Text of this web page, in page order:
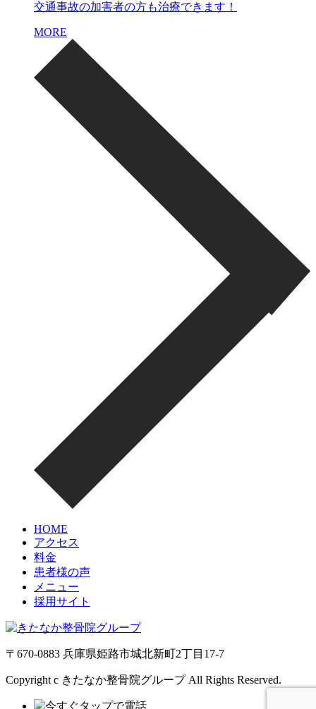
交通事故の加害者の方も治療できます！
MORE
HOME
アクセス
料金
患者様の声
メニュー
採用サイト
〒670-0883 兵庫県姫路市城北新町2丁目17-7
Copyright c きたなか整骨院グループ All Rights Reserved.